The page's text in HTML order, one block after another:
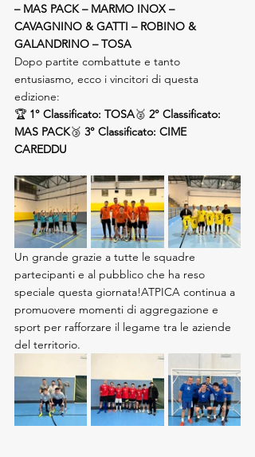
– MAS PACK – MARMO INOX –
CAVAGNINO & GATTI – ROBINO &
GALANDRINO – TOSA
Dopo partite combattute e tanto
entusiasmo, ecco i vincitori di questa
edizione:
🏆 1° Classificato: TOSA🥈 2° Classificato:
MAS PACK🥉 3° Classificato: CIME
CAREDDU
Un grande grazie a tutte le squadre
partecipanti e al pubblico che ha reso
speciale questa giornata!ATPICA continua a
promuovere momenti di aggregazione e
sport per rafforzare il legame tra le aziende
del territorio.